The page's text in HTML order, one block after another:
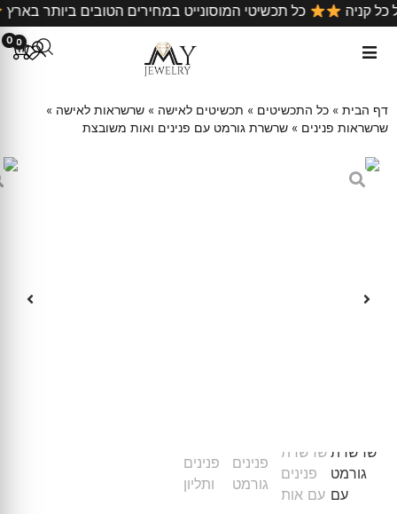
על כל קניה כל תכשיטי המוסונייט במחירים הטובים ביותר
0 0
דף הבית » כל התכשיטים » תכשיטים לאישה » שרשראות לאישה »
שרשראות פנינים » שרשרת גורמט עם פנינים ואות משובצת